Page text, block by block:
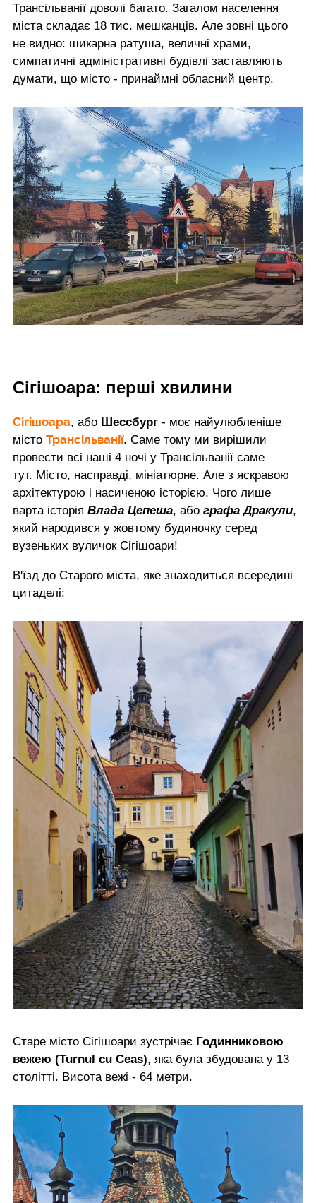
Трансільванії доволі багато. Загалом населення
міста складає 18 тис. мешканців. Але зовні цього
не видно: шикарна ратуша, величні храми,
симпатичні адміністративні будівлі заставляють
думати, що місто - принаймні обласний центр.
Сігішоара: перші хвилини
Сігішоара, або Шессбург - моє найулюбленіше
місто Трансільванії. Саме тому ми вирішили
провести всі наші 4 ночі у Трансільванії саме
тут. Місто, насправді, мініатюрне. Але з яскравою
архітектурою і насиченою історією. Чого лише
варта історія Влада Цепеша, або графа Дракули,
який народився у жовтому будиночку серед
вузеньких вуличок Сігішоари!
В'їзд до Старого міста, яке знаходиться всередині
цитаделі:
Старе місто Сігішоари зустрічає Годинниковою
вежею (Turnul cu Ceas), яка була збудована у 13
столітті. Висота вежі - 64 метри.